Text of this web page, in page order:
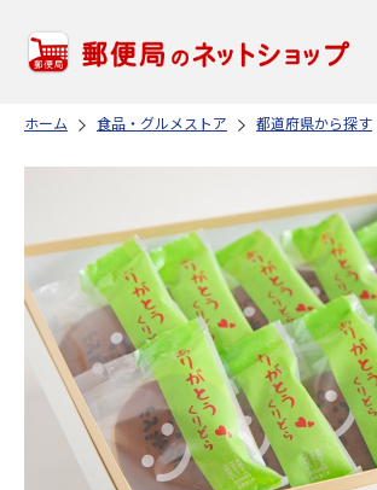
ホーム 食品・グルメストア 都道府県から探す